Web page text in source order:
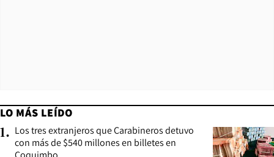
LO MÁS LEÍDO
1. Los tres extranjeros que Carabineros detuvo
con más de $540 millones en billetes en